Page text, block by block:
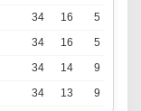
34 16 5
34 16 5
34 14 9
34 13 9